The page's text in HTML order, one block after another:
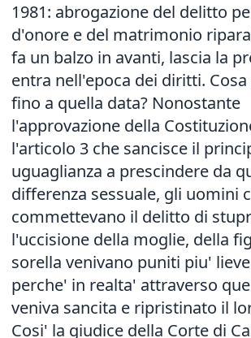
1981: abrogazione del delitto
d'onore e del matrimonio
fa un balzo in avanti, lascia la
entra nell'epoca dei diritti. Cosa
fino a quella data? Nonostante
l'approvazione della
l'articolo 3 che sancisce il
uguaglianza a prescindere da
differenza sessuale, gli uomini
commettevano il delitto di
l'uccisione della moglie, della
sorella venivano puniti piu'
perche' in realta' attraverso
veniva sancita e ripristinato il
Cosi' la giudice della Corte di